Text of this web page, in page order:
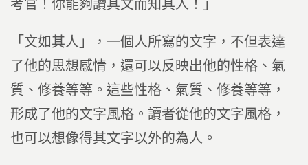
考官！你能夠讀其文而知其人！」
「文如其人」，一個人所寫的文字，不但表達
了他的思想感情，還可以反映出他的性格、氣
質、修養等等。這些性格、氣質、修養等等，
形成了他的文字風格。讀者從他的文字風格，
也可以想像得其文字以外的為人。